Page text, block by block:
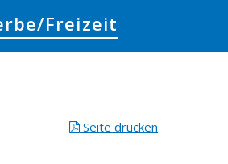
Freizeit
Seite drucken